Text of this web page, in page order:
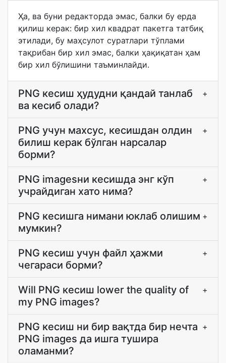
Ҳа, ва буни редакторда эмас, балки бу ерда
қилиш керак: бир хил квадрат пакетга татбиқ
этилади, бу маҳсулот суратлари тўплами
тақрибан бир хил эмас, балки ҳақиқатан ҳам
бир хил бўлишини таъминлайди.
PNG кесиш ҳудудни қандай танлаб
ва кесиб олади?
+
PNG учун махсус, кесишдан олдин
билиш керак бўлган нарсалар
борми?
+
PNG imagesни кесишда энг кўп
учрайдиган хато нима?
+
PNG кесишга нимани юклаб олишим
мумкин?
+
PNG кесиш учун файл ҳажми
чегараси борми?
+
Will PNG кесиш lower the quality of
my PNG images?
+
PNG кесиш ни бир вақтда бир нечта
PNG images да ишга тушира
оламанми?
+